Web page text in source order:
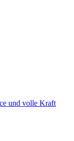
und volle Kraft